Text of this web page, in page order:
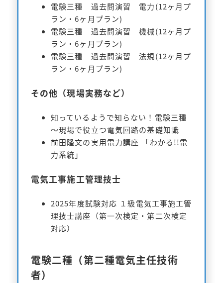
電験三種 過去問演習 電力(12ヶ月プ
ラン・6ヶ月プラン)
電験三種 過去問演習 機械(12ヶ月プ
ラン・6ヶ月プラン)
電験三種 過去問演習 法規(12ヶ月プ
ラン・6ヶ月プラン)
その他（現場実務など）
知っているようで知らない！電験三種
～現場で役立つ電気回路の基礎知識
前田隆文の実用電力講座 「わかる!!電
力系統」
電気工事施工管理技士
2025年度試験対応 １級電気工事施工管
理技士講座（第一次検定・第二次検定
対応）
電験二種（第二種電気主任技術
者）